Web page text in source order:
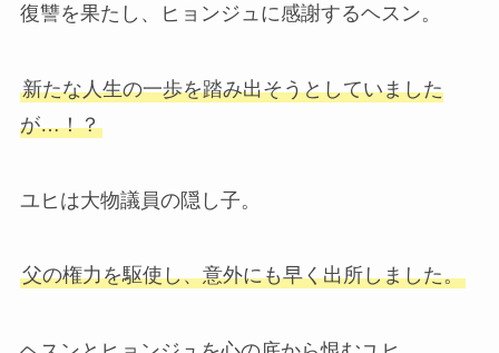
復讐を果たし、ヒョンジュに感謝するヘスン。
新たな人生の一歩を踏み出そうとしていました
が…！？
ユヒは大物議員の隠し子。
父の権力を駆使し、意外にも早く出所しました。